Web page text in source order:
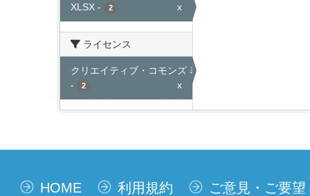
XLSX - 2 x
ライセンス
クリエイティブ・コモンズ 表示
-
2 x
HOME 利用規約 ご意見・ご要望